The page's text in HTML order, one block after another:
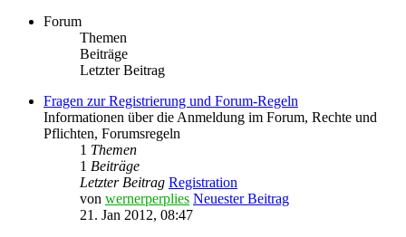
Forum
Themen
Beiträge
Letzter Beitrag
Fragen zur Registrierung und Forum-Regeln
Informationen über die Anmeldung im Forum, Rechte und
Pflichten, Forumsregeln
1 Themen
1 Beiträge
Letzter Beitrag Registration
von wernerperplies Neuester Beitrag
21. Jan 2012, 08:47